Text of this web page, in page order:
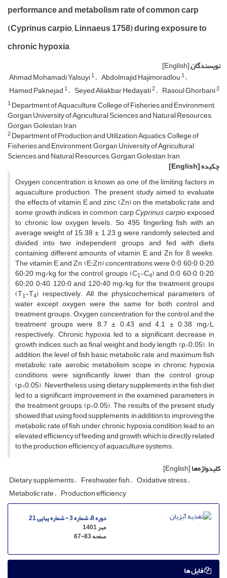
performance and metabolism rate of common carp
(Cyprinus carpio, Linnaeus 1758) during exposure to
chronic hypoxia
نویسندگان[English]
Ahmad Mohamadi Yalsuyi1 Abdolmajid Hajimoradlou1
Hamed Paknejad1 Seyed Aliakbar Hedayati2 Rasoul Ghorbani2
1Department of Aquaculture, College of Fisheries and Environment,
Gorgan University of Agricultural Sciences and Natural Resources,
Gorgan, Golestan, Iran
2Department of Production and Utilization Aquatics, College of
Fisheries and Environment, Gorgan University of Agricultural
Sciences and Natural Resources, Gorgan, Golestan, Iran
چکیده[English]
Oxygen concentration is known as one of the limiting factors in
aquaculture production. The present study aimed to evaluate
the effects of vitamin E and zinc (Zn) on the metabolic rate and
some growth indices in common carpCyprinus carpioexposed
to chronic low oxygen levels. So, 495 fingerling fish with an
average weight of 15.38 ± 1.23 g were randomly selected and
divided into two independent groups and fed with diets
containing different amounts of vitamin E and Zn for 8 weeks.
The vitamin E and Zn (E:Zn) concentrations were 0:0, 60:0, 0:20,
60:20 mg/kg for the control groups (C1-C4) and 0:0, 60:0, 0:20,
60:20, 0:40, 120:0 and 120:40 mg/kg for the treatment groups
(T1-T4), respectively. All the physicochemical parameters of
water except oxygen were the same for both control and
treatment groups. Oxygen concentration for the control and the
treatment groups were 8.7 ± 0.43 and 4.1 ± 0.38 mg/L,
respectively. Chronic hypoxia led to a significant decrease in
growth indices such as final weight and body length (p<0.05). In
addition, the level of fish basic metabolic rate and maximum fish
metabolic rate, aerobic metabolism scope in chronic hypoxia
conditions were significantly lower than the control group
(p<0.05). Nevertheless, using dietary supplements in the fish diet
led to a significant improvement in the examined parameters in
the treatment groups (p<0.05). The results of the present study
showed that using food supplements, in addition to improving the
metabolic rate of fish under chronic hypoxia condition, lead to an
elevated efficiency of feeding and growth, which is directly related
to the production efficiency of aquaculture systems.
کلیدواژه‌ها[English]
Dietary supplements Freshwater fish Oxidative stress
Metabolic rate Production efficiency
دوره 8، شماره 3 - شماره پیاپی 21
مهر 1401
صفحه67-83
فایل ها